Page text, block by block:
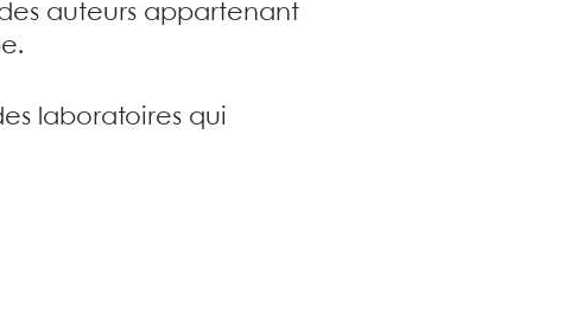
auteurs appartenant
laboratoires qui